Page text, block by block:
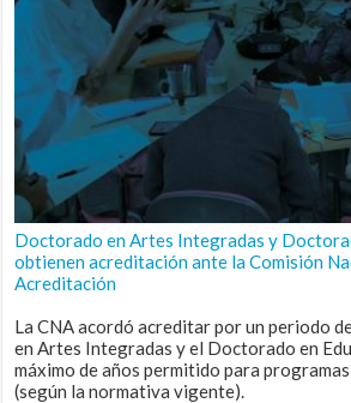
Doctorado en Artes Integradas y
obtienen acreditación ante la Comisión
Acreditación
La CNA acordó acreditar por un periodo
en Artes Integradas y el Doctorado en
máximo de años permitido para
(según la normativa vigente).